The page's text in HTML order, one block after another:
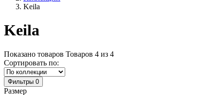
Keila
Keila
Показано товаров Товаров 4 из 4
Сортировать по:
Фильтры 0
Размер